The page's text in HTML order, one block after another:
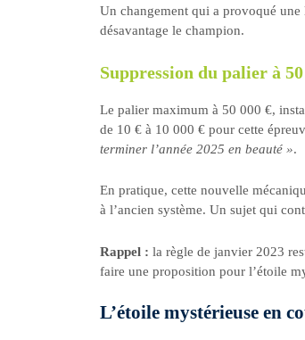
Un changement qui a provoqué une
désavantage le champion.
Suppression du palier à
Le palier maximum à 50 000 €,
de 10 € à 10 000 € pour cette
terminer l’année 2025 en beauté ».
En pratique, cette nouvelle
à l’ancien système. Un sujet qui
Rappel : la règle de janvier 2023
faire une proposition pour l’étoile
L’étoile mystérieuse en